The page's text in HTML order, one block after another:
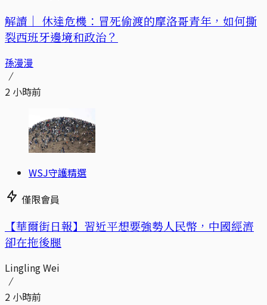
解讀｜ 休達危機：冒死偷渡的摩洛哥青年，如何撕
裂西班牙邊境和政治？
孫漫漫
2 小時前
WSJ守護精選
僅限會員
【華爾街日報】習近平想要強勢人民幣，中國經濟
卻在拖後腿
Lingling Wei
2 小時前